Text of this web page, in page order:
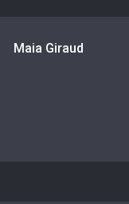
Maia Giraud